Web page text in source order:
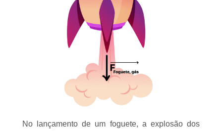
No lançamento de um foguete, a explosão dos